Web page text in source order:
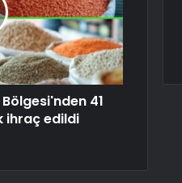
41
ihraç edildi